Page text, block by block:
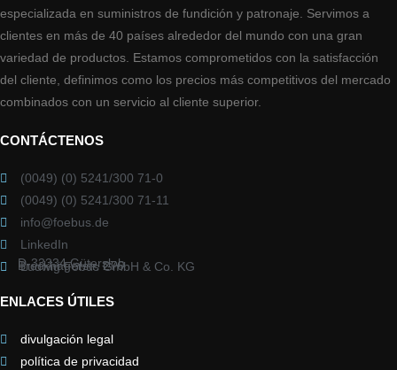
especializada en suministros de fundición y patronaje. Servimos a
clientes en más de 40 países alrededor del mundo con una gran
variedad de productos. Estamos comprometidos con la satisfacción
del cliente, definimos como los precios más competitivos del mercado
combinados con un servicio al cliente superior.
CONTÁCTENOS
(0049) (0) 5241/300 71-0
(0049) (0) 5241/300 71-11
info@foebus.de
LinkedIn
Ludwig Föbus GmbH & Co. KG
Brockhägerstr. 276
D-33334 Gütersloh
ENLACES ÚTILES
divulgación legal
política de privacidad